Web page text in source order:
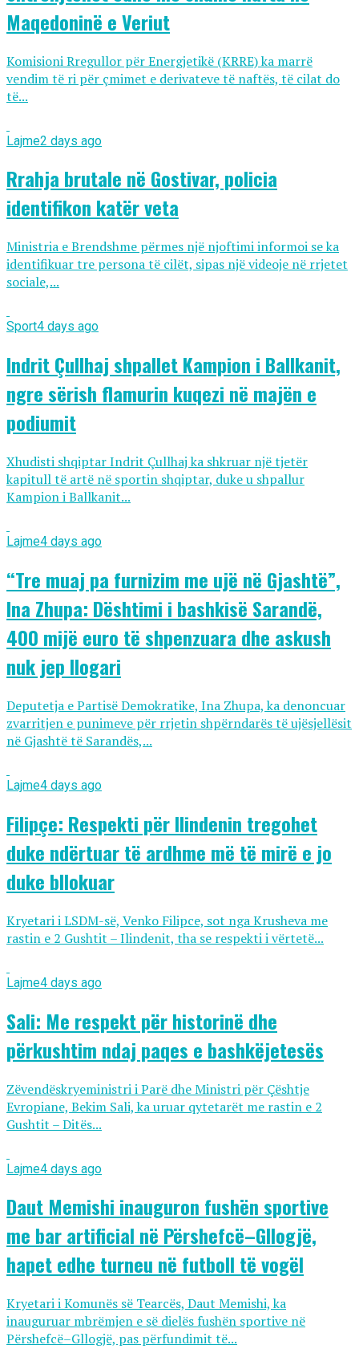
Maqedoninë e Veriut
Komisioni Rregullor për Energjetikë (KRRE) ka marrë
vendim të ri për çmimet e derivateve të naftës, të cilat do
të...
Lajme2 days ago
Rrahja brutale në Gostivar, policia
identifikon katër veta
Ministria e Brendshme përmes një njoftimi informoi se ka
identifikuar tre persona të cilët, sipas një videoje në rrjetet
sociale,...
Sport4 days ago
Indrit Çullhaj shpallet Kampion i Ballkanit,
ngre sërish flamurin kuqezi në majën e
podiumit
Xhudisti shqiptar Indrit Çullhaj ka shkruar një tjetër
kapitull të artë në sportin shqiptar, duke u shpallur
Kampion i Ballkanit...
Lajme4 days ago
“Tre muaj pa furnizim me ujë në Gjashtë”,
Ina Zhupa: Dështimi i bashkisë Sarandë,
400 mijë euro të shpenzuara dhe askush
nuk jep llogari
Deputetja e Partisë Demokratike, Ina Zhupa, ka denoncuar
zvarritjen e punimeve për rrjetin shpërndarës të ujësjellësit
në Gjashtë të Sarandës,...
Lajme4 days ago
Filipçe: Respekti për Ilindenin tregohet
duke ndërtuar të ardhme më të mirë e jo
duke bllokuar
Kryetari i LSDM-së, Venko Filipce, sot nga Krusheva me
rastin e 2 Gushtit – Ilindenit, tha se respekti i vërtetë...
Lajme4 days ago
Sali: Me respekt për historinë dhe
përkushtim ndaj paqes e bashkëjetesës
Zëvendëskryeministri i Parë dhe Ministri për Çështje
Evropiane, Bekim Sali, ka uruar qytetarët me rastin e 2
Gushtit – Ditës...
Lajme4 days ago
Daut Memishi inauguron fushën sportive
me bar artificial në Përshefcë–Gllogjë,
hapet edhe turneu në futboll të vogël
Kryetari i Komunës së Tearcës, Daut Memishi, ka
inauguruar mbrëmjen e së dielës fushën sportive në
Përshefcë–Gllogjë, pas përfundimit të...